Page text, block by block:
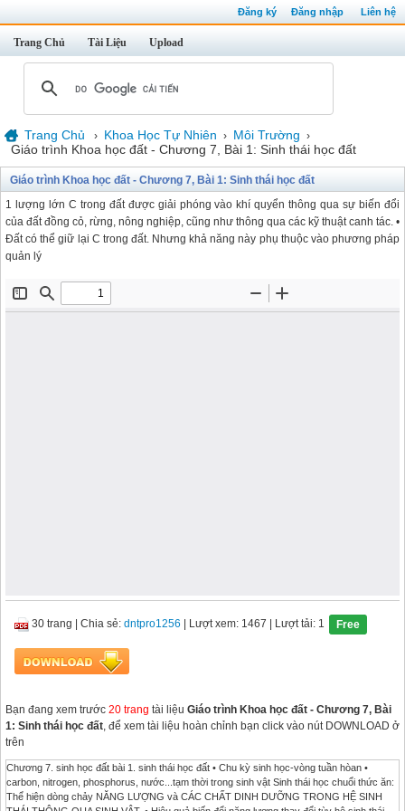
Đăng ký Đăng nhập Liên hệ
Trang Chủ Tài Liệu Upload
Trang Chủ › Khoa Học Tự Nhiên › Môi Trường ›
Giáo trình Khoa học đất - Chương 7, Bài 1: Sinh thái học đất
Giáo trình Khoa học đất - Chương 7, Bài 1: Sinh thái học đất
1 lượng lớn C trong đất được giải phóng vào khí quyển thông qua sự biến đổi
của đất đồng cỏ, rừng, nông nghiệp, cũng như thông qua các kỹ thuật canh tác. •
Đất có thể giữ lại C trong đất. Nhưng khả năng này phụ thuộc vào phương pháp
quản lý
30 trang Chia sẻ: dntpro1256 | Lượt xem: 1467 | Lượt tải: 1 Free
Bạn đang xem trước 20 trang tài liệu Giáo trình Khoa học đất - Chương 7, Bài
1: Sinh thái học đất, để xem tài liệu hoàn chỉnh bạn click vào nút DOWNLOAD ở
trên
Chương 7. sinh học đất bài 1. sinh thái học đất • Chu kỳ sinh học-vòng tuần hòan •
carbon, nitrogen, phosphorus, nước...tạm thời trong sinh vật Sinh thái học chuổi thức ăn:
Thể hiện dòng chảy NĂNG LƯỢNG và CÁC CHẤT DINH DƯỠNG TRONG HỆ SINH